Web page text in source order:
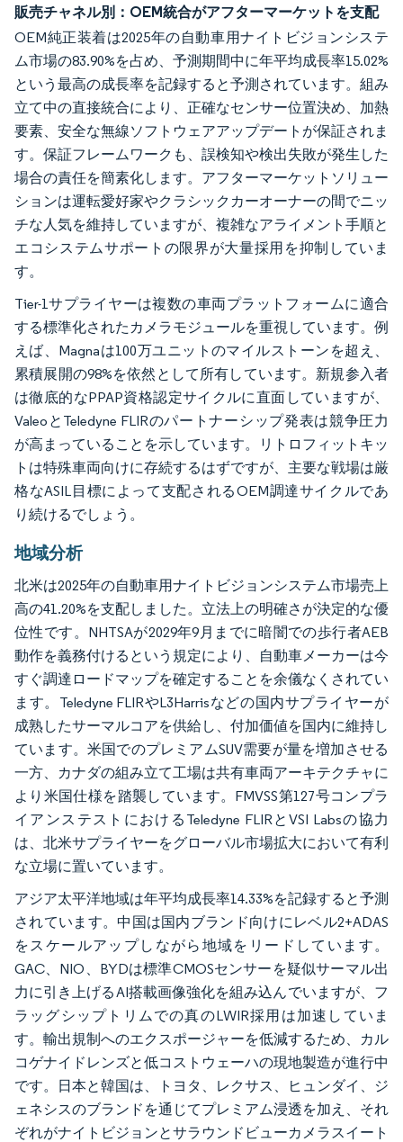
販売チャネル別：OEM統合がアフターマーケットを支配
OEM純正装着は2025年の自動車用ナイトビジョンシステ
ム市場の83.90%を占め、予測期間中に年平均成長率15.02%
という最高の成長率を記録すると予測されています。組み
立て中の直接統合により、正確なセンサー位置決め、加熱
要素、安全な無線ソフトウェアアップデートが保証されま
す。保証フレームワークも、誤検知や検出失敗が発生した
場合の責任を簡素化します。アフターマーケットソリュー
ションは運転愛好家やクラシックカーオーナーの間でニッ
チな人気を維持していますが、複雑なアライメント手順と
エコシステムサポートの限界が大量採用を抑制していま
す。
Tier-1サプライヤーは複数の車両プラットフォームに適合
する標準化されたカメラモジュールを重視しています。例
えば、Magnaは100万ユニットのマイルストーンを超え、
累積展開の98%を依然として所有しています。新規参入者
は徹底的なPPAP資格認定サイクルに直面していますが、
ValeoとTeledyne FLIRのパートナーシップ発表は競争圧力
が高まっていることを示しています。リトロフィットキッ
トは特殊車両向けに存続するはずですが、主要な戦場は厳
格なASIL目標によって支配されるOEM調達サイクルであ
り続けるでしょう。
地域分析
北米は2025年の自動車用ナイトビジョンシステム市場売上
高の41.20%を支配しました。立法上の明確さが決定的な優
位性です。NHTSAが2029年9月までに暗闇での歩行者AEB
動作を義務付けるという規定により、自動車メーカーは今
すぐ調達ロードマップを確定することを余儀なくされてい
ます。Teledyne FLIRやL3Harrisなどの国内サプライヤーが
成熟したサーマルコアを供給し、付加価値を国内に維持し
ています。米国でのプレミアムSUV需要が量を増加させる
一方、カナダの組み立て工場は共有車両アーキテクチャに
より米国仕様を踏襲しています。FMVSS第127号コンプラ
イアンステストにおけるTeledyne FLIRとVSI Labsの協力
は、北米サプライヤーをグローバル市場拡大において有利
な立場に置いています。
アジア太平洋地域は年平均成長率14.33%を記録すると予測
されています。中国は国内ブランド向けにレベル2+ADAS
をスケールアップしながら地域をリードしています。
GAC、NIO、BYDは標準CMOSセンサーを疑似サーマル出
力に引き上げるAI搭載画像強化を組み込んでいますが、フ
ラッグシップトリムでの真のLWIR採用は加速していま
す。輸出規制へのエクスポージャーを低減するため、カル
コゲナイドレンズと低コストウェーハの現地製造が進行中
です。日本と韓国は、トヨタ、レクサス、ヒュンダイ、ジ
ェネシスのブランドを通じてプレミアム浸透を加え、それ
ぞれがナイトビジョンとサラウンドビューカメラスイート